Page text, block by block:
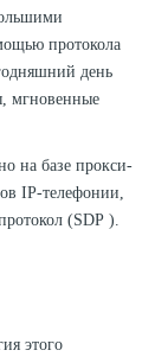
протокола
день
мгновенные
на базе прокси-
IP-телефонии,
(SDP ).
этого